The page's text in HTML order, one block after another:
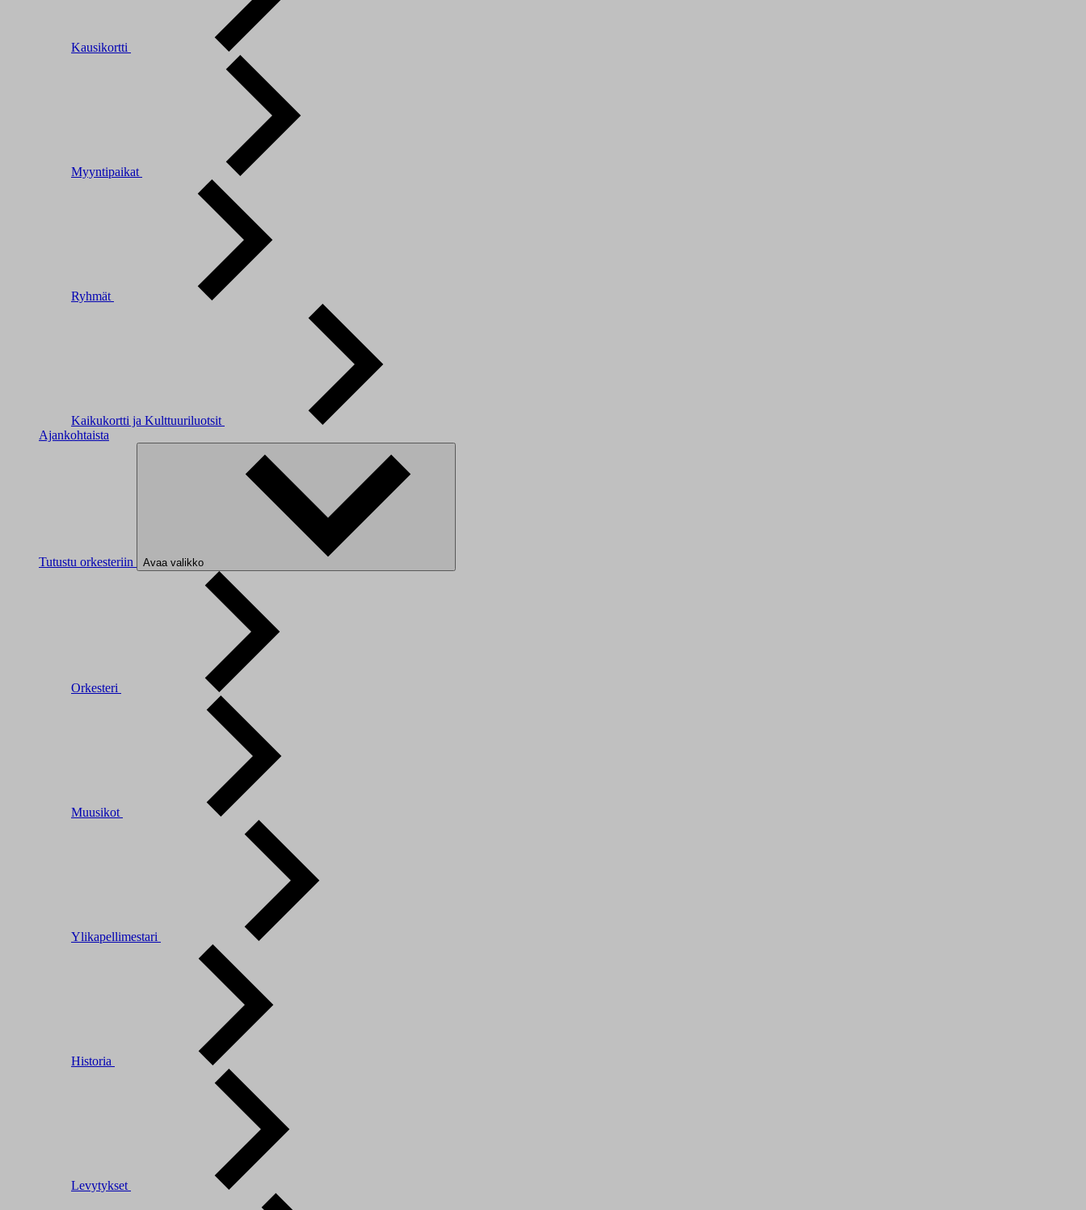
Kausikortti
Myyntipaikat
Ryhmät
Kaikukortti ja Kulttuuriluotsit
Ajankohtaista
Tutustu orkesteriin Avaa valikko
Orkesteri
Muusikot
Ylikapellimestari
Historia
Levytykset